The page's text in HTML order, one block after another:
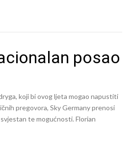
posao
koji bi ovog ljeta mogao napustiti
pregovora, Sky Germany prenosi
te mogućnosti. Florian